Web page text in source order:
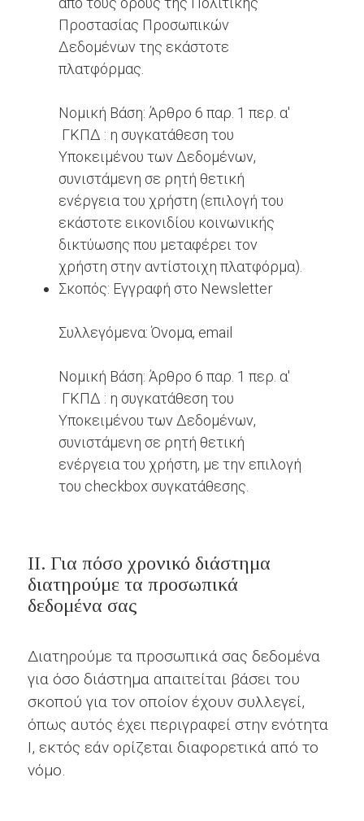
Προστασίας Προσωπικών
Δεδομένων της εκάστοτε
πλατφόρμας.
Νομική Βάση: Άρθρο 6 παρ. 1 περ. α'
ΓΚΠΔ : η συγκατάθεση του
Υποκειμένου των Δεδομένων,
συνιστάμενη σε ρητή θετική
ενέργεια του χρήστη (επιλογή του
εκάστοτε εικονιδίου κοινωνικής
δικτύωσης που μεταφέρει τον
χρήστη στην αντίστοιχη πλατφόρμα).
Σκοπός: Εγγραφή στο Newsletter
Συλλεγόμενα: Όνομα, email
Νομική Βάση: Άρθρο 6 παρ. 1 περ. α'
ΓΚΠΔ : η συγκατάθεση του
Υποκειμένου των Δεδομένων,
συνιστάμενη σε ρητή θετική
ενέργεια του χρήστη, με την επιλογή
του checkbox συγκατάθεσης.
II. Για πόσο χρονικό διάστημα
διατηρούμε τα προσωπικά
δεδομένα σας
Διατηρούμε τα προσωπικά σας δεδομένα
για όσο διάστημα απαιτείται βάσει του
σκοπού για τον οποίον έχουν συλλεγεί,
όπως αυτός έχει περιγραφεί στην ενότητα
Ι, εκτός εάν ορίζεται διαφορετικά από το
νόμο.